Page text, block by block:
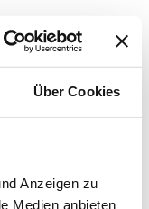
Über Cookies
Anzeigen zu
Medien anbieten